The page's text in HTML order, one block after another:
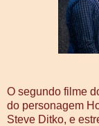
O segundo filme
do personagem
Steve Ditko, e